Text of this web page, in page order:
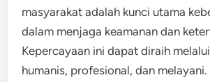
masyarakat adalah kunci utama
dalam menjaga keamanan dan
Kepercayaan ini dapat diraih
humanis, profesional, dan melayani.